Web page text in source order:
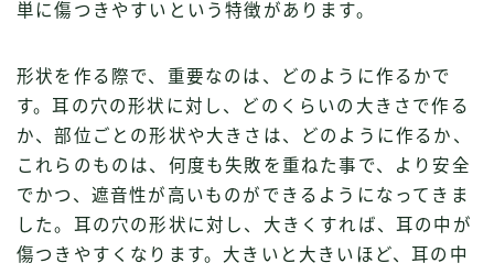
単に傷つきやすいという特徴があります。
形状を作る際で、重要なのは、どのように作るかで
す。耳の穴の形状に対し、どのくらいの大きさで作る
か、部位ごとの形状や大きさは、どのように作るか、
これらのものは、何度も失敗を重ねた事で、より安全
でかつ、遮音性が高いものができるようになってきま
した。耳の穴の形状に対し、大きくすれば、耳の中が
傷つきやすくなります。大きいと大きいほど、耳の中